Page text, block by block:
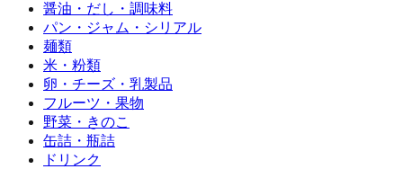
醤油・だし・調味料
パン・ジャム・シリアル
麺類
米・粉類
卵・チーズ・乳製品
フルーツ・果物
野菜・きのこ
缶詰・瓶詰
ドリンク